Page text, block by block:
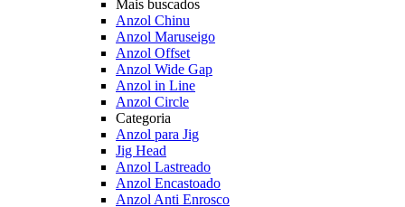
Mais buscados
Anzol Chinu
Anzol Maruseigo
Anzol Offset
Anzol Wide Gap
Anzol in Line
Anzol Circle
Categoria
Anzol para Jig
Jig Head
Anzol Lastreado
Anzol Encastoado
Anzol Anti Enrosco